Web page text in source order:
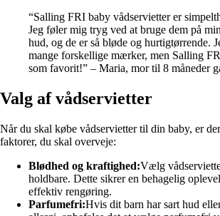
“Salling FRI baby vådservietter er
Jeg føler mig tryg ved at bruge dem på
hud, og de er så bløde og hurtigtørrende.
mange forskellige mærker, men Salling
som favorit!” – Maria, mor til 8 måneder
Valg af vådservietter
Når du skal købe vådservietter til din baby, er
faktorer, du skal overveje:
Blødhed og kraftighed:Vælg
holdbare. Dette sikrer en behagelig
effektiv rengøring.
Parfumefri:Hvis dit barn har sart hud